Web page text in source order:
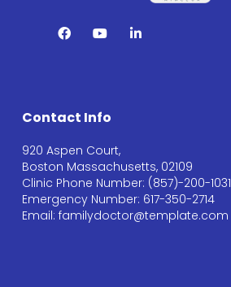
Contact Info
920 Aspen Court,
Boston Massachusetts, 02109
Clinic Phone Number: (857)-200-1031
Emergency Number: 617-350-2714
Email: familydoctor@template.com